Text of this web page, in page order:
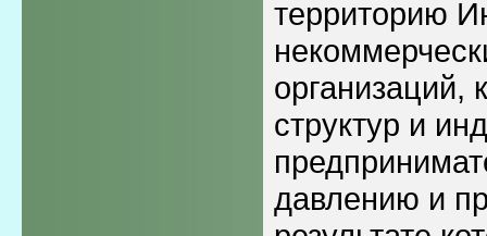
территорию
организаций,
структур и
давлению и